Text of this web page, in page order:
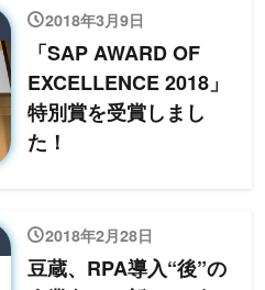
2018年3月9日
「SAP AWARD OF
EXCELLENCE 2018」
特別賞を受賞しまし
た！
2018年2月28日
豆蔵、RPA導入“後”の